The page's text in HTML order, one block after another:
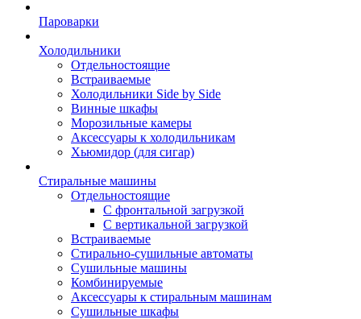
Пароварки
Холодильники
Отдельностоящие
Встраиваемые
Холодильники Side by Side
Винные шкафы
Морозильные камеры
Аксессуары к холодильникам
Хьюмидор (для сигар)
Стиральные машины
Отдельностоящие
С фронтальной загрузкой
С вертикальной загрузкой
Встраиваемые
Стирально-сушильные автоматы
Сушильные машины
Комбинируемые
Аксессуары к стиральным машинам
Сушильные шкафы